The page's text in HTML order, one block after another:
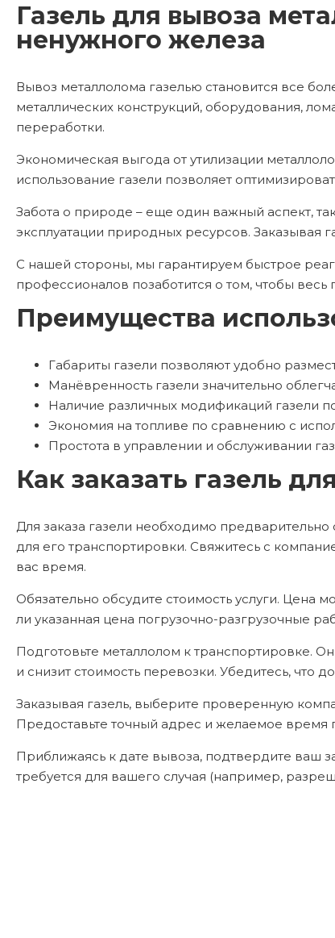
Газель для вывоза
ненужного железа
Вывоз металлолома газелью становится все
металлических конструкций, оборудования,
переработки.
Экономическая выгода от утилизации
использование газели позволяет
Забота о природе – еще один важный аспект,
эксплуатации природных ресурсов. Заказывая
С нашей стороны, мы гарантируем быстрое
профессионалов позаботится о том, чтобы
Преимущества
Габариты газели позволяют удобно
Манёвренность газели значительно
Наличие различных модификаций газели
Экономия на топливе по сравнению с
Простота в управлении и обслуживании
Как заказать газель
Для заказа газели необходимо
для его транспортировки. Свяжитесь с
вас время.
Обязательно обсудите стоимость услуги. Цена
ли указанная цена погрузочно-разгрузочные
Подготовьте металлолом к транспортировке.
и снизит стоимость перевозки. Убедитесь, что
Заказывая газель, выберите проверенную
Предоставьте точный адрес и желаемое время
Приближаясь к дате вывоза, подтвердите ваш
требуется для вашего случая (например,